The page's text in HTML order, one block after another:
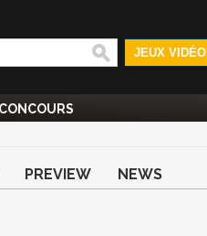
JEUX VIDÉO
CONCOURS
PREVIEW NEWS